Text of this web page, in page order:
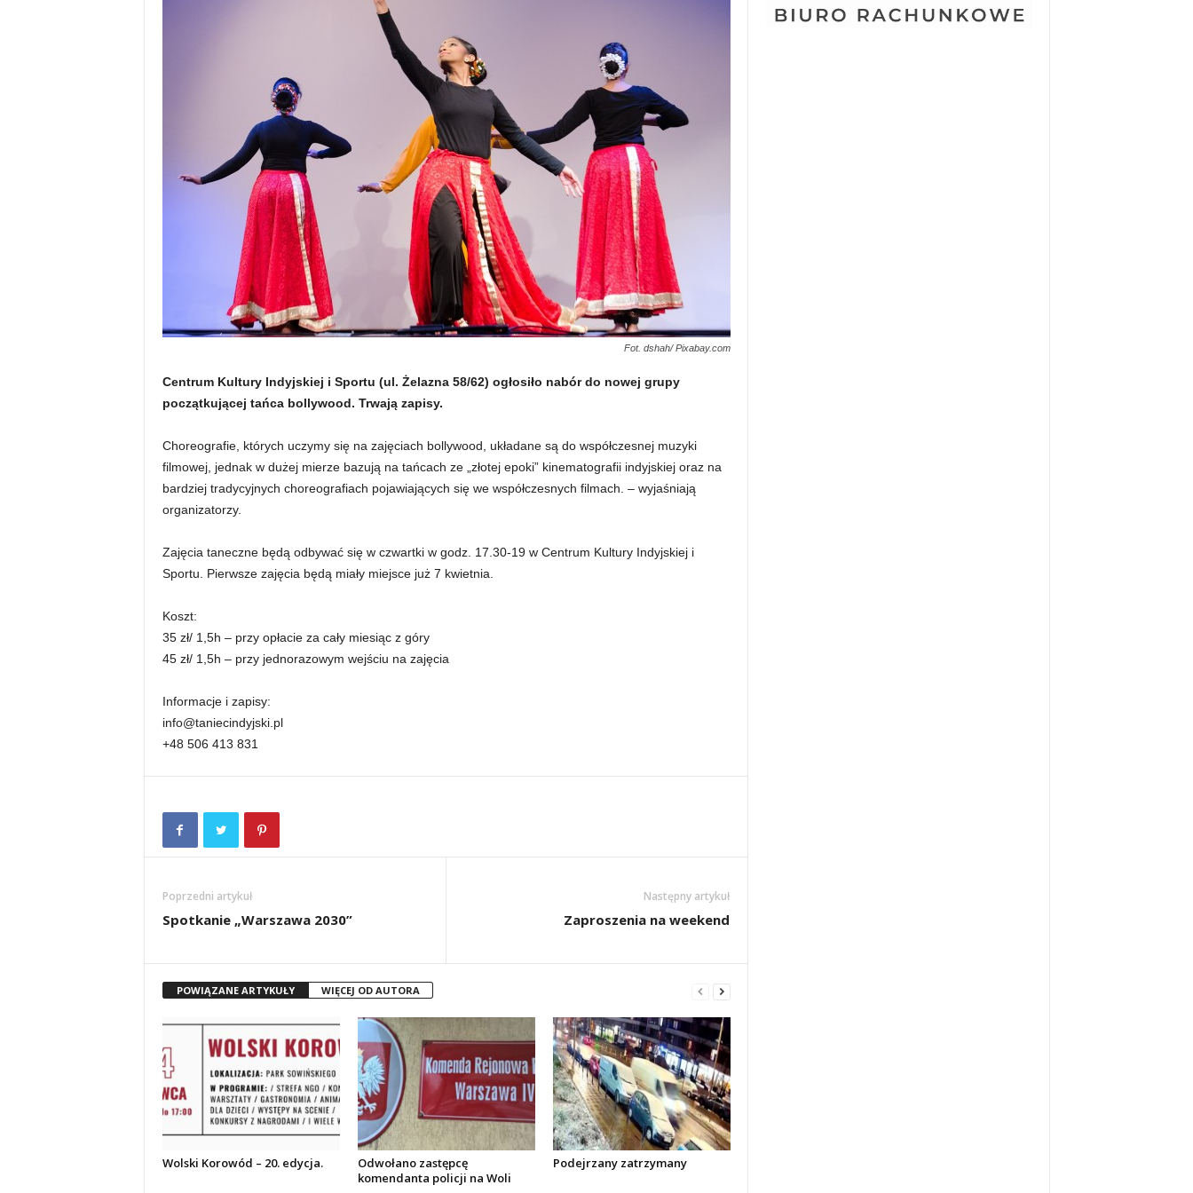
Fot. dshah/ Pixabay.com
Centrum Kultury Indyjskiej i Sportu (ul. Żelazna 58/62) ogłosiło nabór do nowej grupy
początkującej tańca bollywood. Trwają zapisy.
Choreografie, których uczymy się na zajęciach bollywood, układane są do współczesnej muzyki
filmowej, jednak w dużej mierze bazują na tańcach ze „złotej epoki” kinematografii indyjskiej oraz na
bardziej tradycyjnych choreografiach pojawiających się we współczesnych filmach. – wyjaśniają
organizatorzy.
Zajęcia taneczne będą odbywać się w czwartki w godz. 17.30-19 w Centrum Kultury Indyjskiej i
Sportu. Pierwsze zajęcia będą miały miejsce już 7 kwietnia.
Koszt:
35 zł/ 1,5h – przy opłacie za cały miesiąc z góry
45 zł/ 1,5h – przy jednorazowym wejściu na zajęcia
Informacje i zapisy:
info@taniecindyjski.pl
+48 506 413 831
Poprzedni artykuł
Spotkanie „Warszawa 2030”
Następny artykuł
Zaproszenia na weekend
POWIĄZANE ARTYKUŁY WIĘCEJ OD AUTORA
Wolski Korowód – 20. edycja.
Odwołano zastępcę
komendanta policji na Woli
Podejrzany zatrzymany